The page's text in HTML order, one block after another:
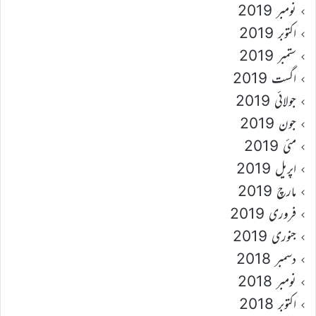
نومبر 2019
اکتوبر 2019
ستمبر 2019
اگست 2019
جولائی 2019
جون 2019
مئی 2019
اپریل 2019
مارچ 2019
فروری 2019
جنوری 2019
دسمبر 2018
نومبر 2018
اکتوبر 2018